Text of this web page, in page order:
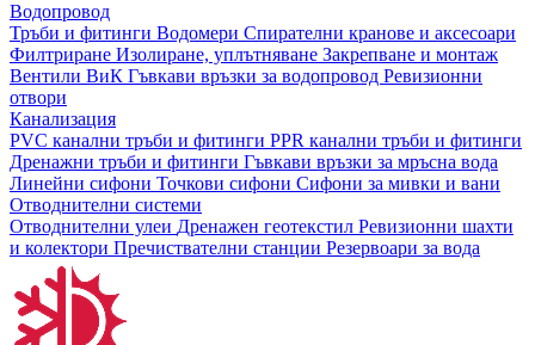
Водопровод
Тръби и фитинги Водомери Спирателни кранове и аксесоари
Филтриране Изолиране, уплътняване Закрепване и монтаж
Вентили ВиК Гъвкави връзки за водопровод Ревизионни
отвори
Канализация
PVC канални тръби и фитинги PPR канални тръби и фитинги
Дренажни тръби и фитинги Гъвкави връзки за мръсна вода
Линейни сифони Точкови сифони Сифони за мивки и вани
Отводнителни системи
Отводнителни улеи Дренажен геотекстил Ревизионни шахти
и колектори Пречиствателни станции Резервоари за вода